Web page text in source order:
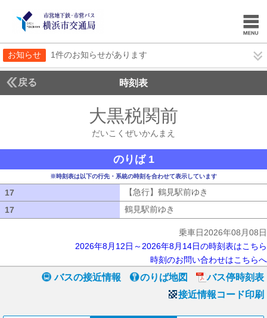
お知らせ 1件のお知らせがあります
戻る 時刻表
大黒税関前
だいこくぜいかんまえ
のりば 1
※時刻表は以下の行先・系統の時刻を合わせて表示しています
17 【急行】鶴見駅前ゆき
17
鶴見駅前ゆき
乗車日2026年08月08日
2026年8月12日～2026年8月14日の時刻表はこちら
時刻のお問い合わせはこちらへ
バスの接近情報 のりば地図
バス停時刻表
接近情報コード印刷